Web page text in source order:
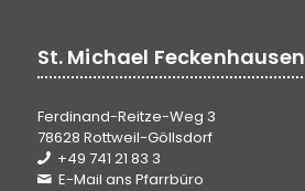
St. Michael Feckenhausen
Ferdinand-Reitze-Weg 3
78628 Rottweil-Göllsdorf
+49 741 21 83 3
E-Mail ans Pfarrbüro